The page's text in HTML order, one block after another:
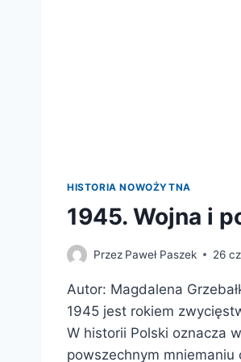
HISTORIA NOWOŻYTNA
1945. Wojna i
Przez Paweł Paszek 26
Autor: Magdalena
1945 jest rokiem
W historii Polski oznacza w
powszechnym mniemaniu